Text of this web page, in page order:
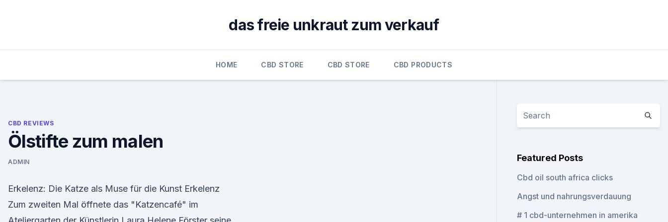
das freie unkraut zum verkauf
HOME CBD STORE CBD STORE CBD PRODUCTS
CBD REVIEWS
Ölstifte zum malen
ADMIN
Erkelenz: Die Katze als Muse für die Kunst Erkelenz
Zum zweiten Mal öffnete das "Katzencafé" im
Featured Posts
Cbd oil south africa clicks
Angst und nahrungsverdauung
# 1 cbd-unternehmen in amerika